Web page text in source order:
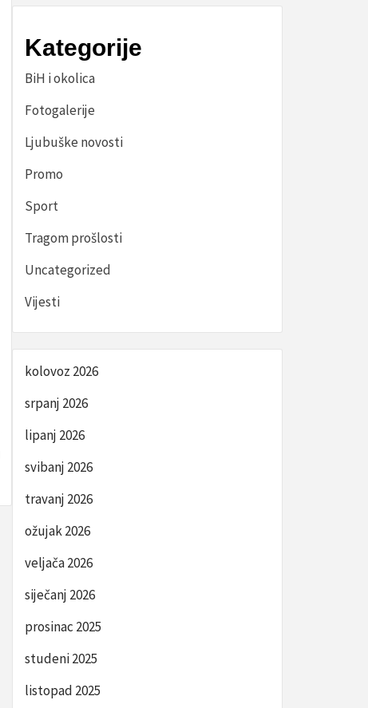
Kategorije
BiH i okolica
Fotogalerije
Ljubuške novosti
Promo
Sport
Tragom prošlosti
Uncategorized
Vijesti
kolovoz 2026
srpanj 2026
lipanj 2026
svibanj 2026
travanj 2026
ožujak 2026
veljača 2026
siječanj 2026
prosinac 2025
studeni 2025
listopad 2025